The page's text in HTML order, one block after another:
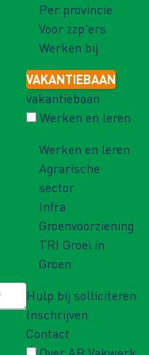
Per provincie
Voor zzp'ers
Werken bij
VAKANTIEBAAN
vakantiebaan
Werken en leren
Werken en leren
Agrarische
sector
Infra
Groenvoorziening
TRI Groei in
Groen
Hulp bij solliciteren
Inschrijven
Contact